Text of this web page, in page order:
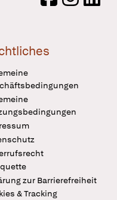
zur Barrierefreiheit
& Tracking